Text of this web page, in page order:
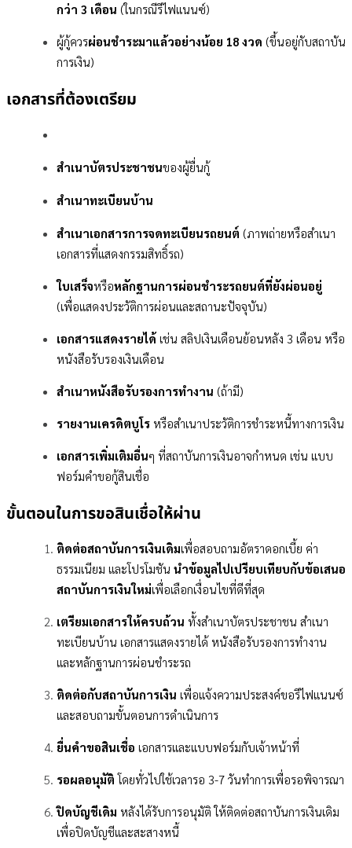
กว่า 3 เดือน (ในกรณีรีไฟแนนซ์)
ผู้กู้ควรผ่อนชำระมาแล้วอย่างน้อย 18 งวด (ขึ้นอยู่กับสถาบัน
การเงิน)
เอกสารที่ต้องเตรียม
สำเนาบัตรประชาชนของผู้ยื่นกู้
สำเนาทะเบียนบ้าน
สำเนาเอกสารการจดทะเบียนรถยนต์ (ภาพถ่ายหรือสำเนา
เอกสารที่แสดงกรรมสิทธิ์รถ)
ใบเสร็จหรือหลักฐานการผ่อนชำระรถยนต์ที่ยังผ่อนอยู่
(เพื่อแสดงประวัติการผ่อนและสถานะปัจจุบัน)
เอกสารแสดงรายได้ เช่น สลิปเงินเดือนย้อนหลัง 3 เดือน หรือ
หนังสือรับรองเงินเดือน
สำเนาหนังสือรับรองการทำงาน (ถ้ามี)
รายงานเครดิตบูโร หรือสำเนาประวัติการชำระหนี้ทางการเงิน
เอกสารเพิ่มเติมอื่นๆ ที่สถาบันการเงินอาจกำหนด เช่น แบบ
ฟอร์มคำขอกู้สินเชื่อ
ขั้นตอนในการขอสินเชื่อให้ผ่าน
ติดต่อสถาบันการเงินเดิมเพื่อสอบถามอัตราดอกเบี้ย ค่า
ธรรมเนียม และโปรโมชัน นำข้อมูลไปเปรียบเทียบกับข้อเสนอ
สถาบันการเงินใหม่เพื่อเลือกเงื่อนไขที่ดีที่สุด
เตรียมเอกสารให้ครบถ้วน ทั้งสำเนาบัตรประชาชน สำเนา
ทะเบียนบ้าน เอกสารแสดงรายได้ หนังสือรับรองการทำงาน
และหลักฐานการผ่อนชำระรถ
ติดต่อกับสถาบันการเงิน เพื่อแจ้งความประสงค์ขอรีไฟแนนซ์
และสอบถามขั้นตอนการดำเนินการ
ยื่นคำขอสินเชื่อ เอกสารและแบบฟอร์มกับเจ้าหน้าที่
รอผลอนุมัติ โดยทั่วไปใช้เวลารอ 3-7 วันทำการเพื่อรอพิจารณา
ปิดบัญชีเดิม หลังได้รับการอนุมัติ ให้ติดต่อสถาบันการเงินเดิม
เพื่อปิดบัญชีและสะสางหนี้